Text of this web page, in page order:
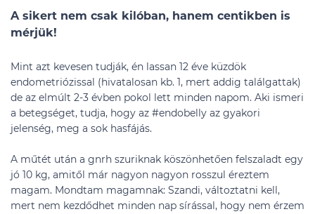
A sikert nem csak kilóban, hanem centikben is
mérjük!
Mint azt kevesen tudják, én lassan 12 éve küzdök
endometriózissal (hivatalosan kb. 1, mert addig találgattak)
de az elmúlt 2-3 évben pokol lett minden napom. Aki ismeri
a betegséget, tudja, hogy az #endobelly az gyakori
jelenség, meg a sok hasfájás.
A műtét után a gnrh szuriknak köszönhetően felszaladt egy
jó 10 kg, amitől már nagyon nagyon rosszul éreztem
magam. Mondtam magamnak: Szandi, változtatni kell,
mert nem kezdődhet minden nap sírással, hogy nem érzem